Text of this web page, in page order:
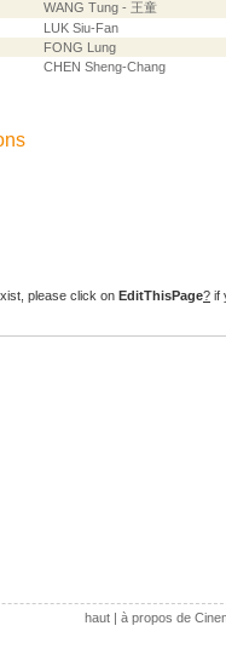
WANG Tung - 王童
LUK Siu-Fan
FONG Lung
CHEN Sheng-Chang
please click on EditThisPage? if
haut| à propos de